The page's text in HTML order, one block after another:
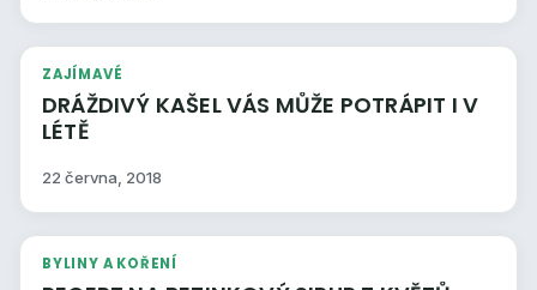
ZAJÍMAVÉ
DRÁŽDIVÝ KAŠEL VÁS MŮŽE POTRÁPIT I V
LÉTĚ
22 června, 2018
BYLINY A KOŘENÍ